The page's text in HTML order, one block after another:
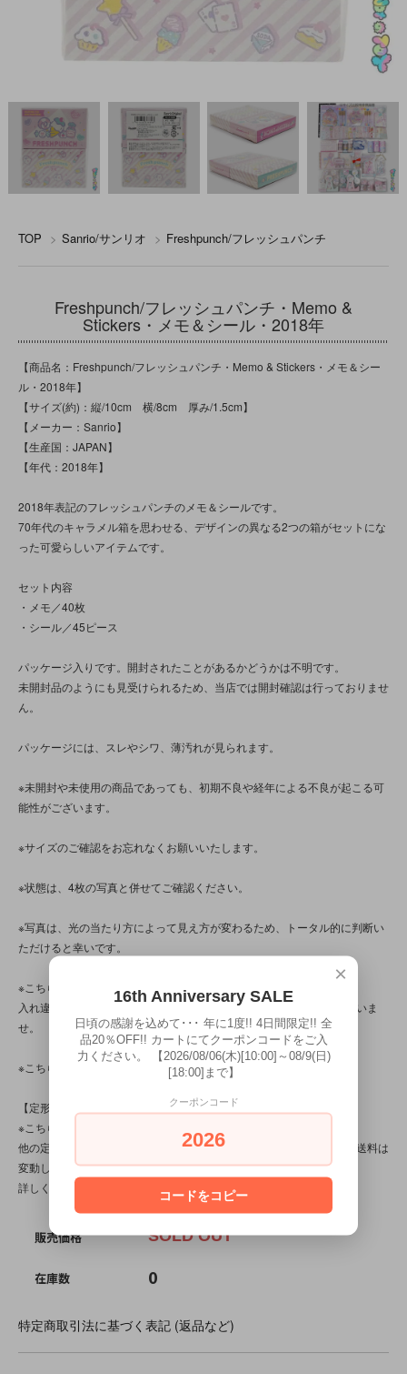
TOP > Sanrio/サンリオ > Freshpunch/フレッシュパンチ
Freshpunch/フレッシュパンチ・Memo &
Stickers・メモ＆シール・2018年
【商品名：Freshpunch/フレッシュパンチ・Memo & Stickers・メモ＆シー
ル・2018年】
【サイズ(約)：縦/10cm 横/8cm 厚み/1.5cm】
【メーカー：Sanrio】
【生産国：JAPAN】
【年代：2018年】
2018年表記のフレッシュパンチのメモ＆シールです。
70年代のキャラメル箱を思わせる、デザインの異なる2つの箱がセットにな
った可愛らしいアイテムです。
セット内容
・メモ／40枚
・シール／45ピース
パッケージ入りです。開封されたことがあるかどうかは不明です。
未開封品のようにも見受けられるため、当店では開封確認は行っておりませ
ん。
パッケージには、スレやシワ、薄汚れが見られます。
※未開封や未使用の商品であっても、初期不良や経年による不良が起こる可
能性がございます。
※サイズのご確認をお忘れなくお願いいたします。
※状態は、4枚の写真と併せてご確認ください。
※写真は、光の当たり方によって見え方が変わるため、トータル的に判断い
ただけると幸いです。
※こちらの商品は店頭でも販売しています。
入れ違いで完売してしまう場合がございます。その際はご容赦くださいま
せ。
※こちらの商品は、中古・ヴィンテージ品です。
【定形外対応商品】
※こちらの商品は【サイズ規格内・(1)～50gまで】です。
他の定形外対応商品と複数購入される場合は、サイズや重量によって送料は
変動します。送料は【最終注文確認書】で確定します。
詳しくは
こちら
販売価格 SOLD OUT
在庫数 0
特定商取引法に基づく表記 (返品など)
×
16th Anniversary SALE
日頃の感謝を込めて･･･ 年に1度!! 4日間限定!! 全
品20％OFF!! カートにてクーポンコードをご入
力ください。 【2026/08/06(木)[10:00]～08/9(日)
[18:00]まで】
クーポンコード
2026
コードをコピー